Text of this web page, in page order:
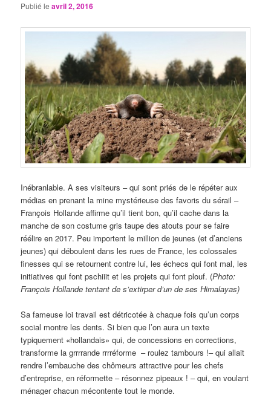
Publié leavril 2, 2016
Inébranlable. A ses visiteurs – qui sont priés de le répéter aux
médias en prenant la mine mystérieuse des favoris du sérail –
François Hollande affirme qu’il tient bon, qu’il cache dans la
manche de son costume gris taupe des atouts pour se faire
réélire en 2017. Peu importent le million de jeunes (et d’anciens
jeunes) qui déboulent dans les rues de France, les colossales
finesses qui se retournent contre lui, les échecs qui font mal, les
initiatives qui font pschiiit et les projets qui font plouf. (Photo:
François Hollande tentant de s’extirper d’un de ses Himalayas)
Sa fameuse loi travail est détricotée à chaque fois qu’un corps
social montre les dents. Si bien que l’on aura un texte
typiquement «hollandais» qui, de concessions en corrections,
transforme la grrrrande rrrréforme – roulez tambours !– qui allait
rendre l’embauche des chômeurs attractive pour les chefs
d’entreprise, en réformette – résonnez pipeaux ! – qui, en voulant
ménager chacun mécontente tout le monde.